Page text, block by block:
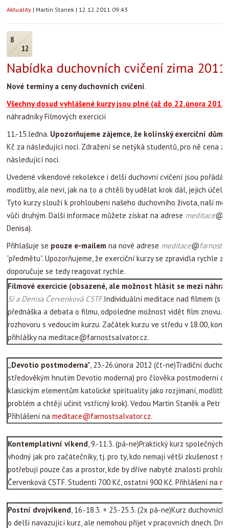
Aktuality | Martin Stanek | 12.12.2011 09:43
8
12
Nabídka duchovních cvičení zima
Nové termíny a ceny duchovních cvičení.
Všechny dosud vyhlášené kurzy jsou plné (až do 22.února 2012
náhradníky Filmových exercicií
11.-15.ledna. Upozorňujeme zájemce, že kolínský exerciční dům
Kč za následující noci. Zdražení se netýká studentů, pro ně cena
následující noci.
Uvedené víkendové rekolekce i delší duchovní cvičení jsou
modlitby, ale neví, jak na to a chtěli by udělat krok dál, jejich
Tyto kurzy slouží k prohloubení našeho duchovního života, naší
vůči druhým. Další informace můžete získat na adrese meditace@
Denisa).
Přihlašuje se pouze e-mailem na nové adrese meditace@
“předmětu”. Upozorňujeme, že exerciční kurzy se zpravidla rychle
doporučuje se tedy reagovat rychle.
Filmové exercicie (obsazené, ale možnost hlásit se mezi
SJ a Denisa Červenková CSTF.Individuální meditace nad filmem (s
přednáška a debata o filmu, odpoledne možnost vidět film znovu.
rozhovoru s vedoucím kurzu. Začátek kurzu ve středu v 18.00,
přihlášky na meditace@farnostsalvator.cz.
„Devotio postmoderna", 23.-26.února 2012 (čt-ne)Tradiční
středověkým hnutím Devotio moderna) pro člověka postmoderní
klasickým elementům katolické spirituality jako rozjímaní,
problém a chtějí učinit vstřícný krok). Vedou Martin Staněk a Petr
Přihlášení na meditace@farnostsalvator.cz.
Kontemplativní víkend, 9.-11.3. (pá-ne)Praktický kurz
vhodný jak pro začátečníky, tj. pro ty, kdo nemají větší zkušenost
potřebují pouze čas a prostor, kde by dříve nabyté znalosti
Červenková CSTF. Studenti 700 Kč, ostatní 900 Kč. Přihlášení na
Postní dvojvíkend, 16.-18.3. + 23.-25.3. (2x pá-ne)Kurz
o delší navazující kurz, ale nemohou přijet v pracovních dnech.